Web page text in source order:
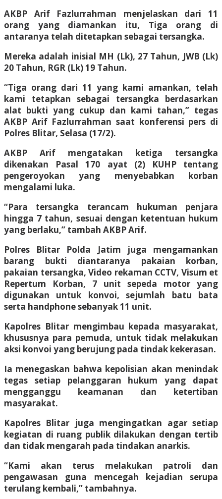
AKBP Arif Fazlurrahman menjelaskan dari 11
orang yang diamankan itu, Tiga orang di
antaranya telah ditetapkan sebagai tersangka.
Mereka adalah inisial MH (Lk), 27 Tahun, JWB (Lk)
20 Tahun, RGR (Lk) 19 Tahun.
“Tiga orang dari 11 yang kami amankan, telah
kami tetapkan sebagai tersangka berdasarkan
alat bukti yang cukup dan kami tahan,” tegas
AKBP Arif Fazlurrahman saat konferensi pers di
Polres Blitar, Selasa (17/2).
AKBP Arif mengatakan ketiga tersangka
dikenakan Pasal 170 ayat (2) KUHP tentang
pengeroyokan yang menyebabkan korban
mengalami luka.
“Para tersangka terancam hukuman penjara
hingga 7 tahun, sesuai dengan ketentuan hukum
yang berlaku,” tambah AKBP Arif.
Polres Blitar Polda Jatim juga mengamankan
barang bukti diantaranya pakaian korban,
pakaian tersangka, Video rekaman CCTV, Visum et
Repertum Korban, 7 unit sepeda motor yang
digunakan untuk konvoi, sejumlah batu bata
serta handphone sebanyak 11 unit.
Kapolres Blitar mengimbau kepada masyarakat,
khususnya para pemuda, untuk tidak melakukan
aksi konvoi yang berujung pada tindak kekerasan.
Ia menegaskan bahwa kepolisian akan menindak
tegas setiap pelanggaran hukum yang dapat
mengganggu keamanan dan ketertiban
masyarakat.
Kapolres Blitar juga mengingatkan agar setiap
kegiatan di ruang publik dilakukan dengan tertib
dan tidak mengarah pada tindakan anarkis.
“Kami akan terus melakukan patroli dan
pengawasan guna mencegah kejadian serupa
terulang kembali,” tambahnya.